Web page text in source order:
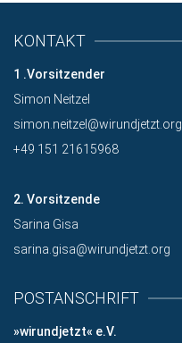
KONTAKT
1 .Vorsitzender
Simon Neitzel
simon.neitzel@wirundjetzt.org
+49 151 21615968
2. Vorsitzende
Sarina Gisa
sarina.gisa@wirundjetzt.org
POSTANSCHRIFT
»wirundjetzt« e.V.